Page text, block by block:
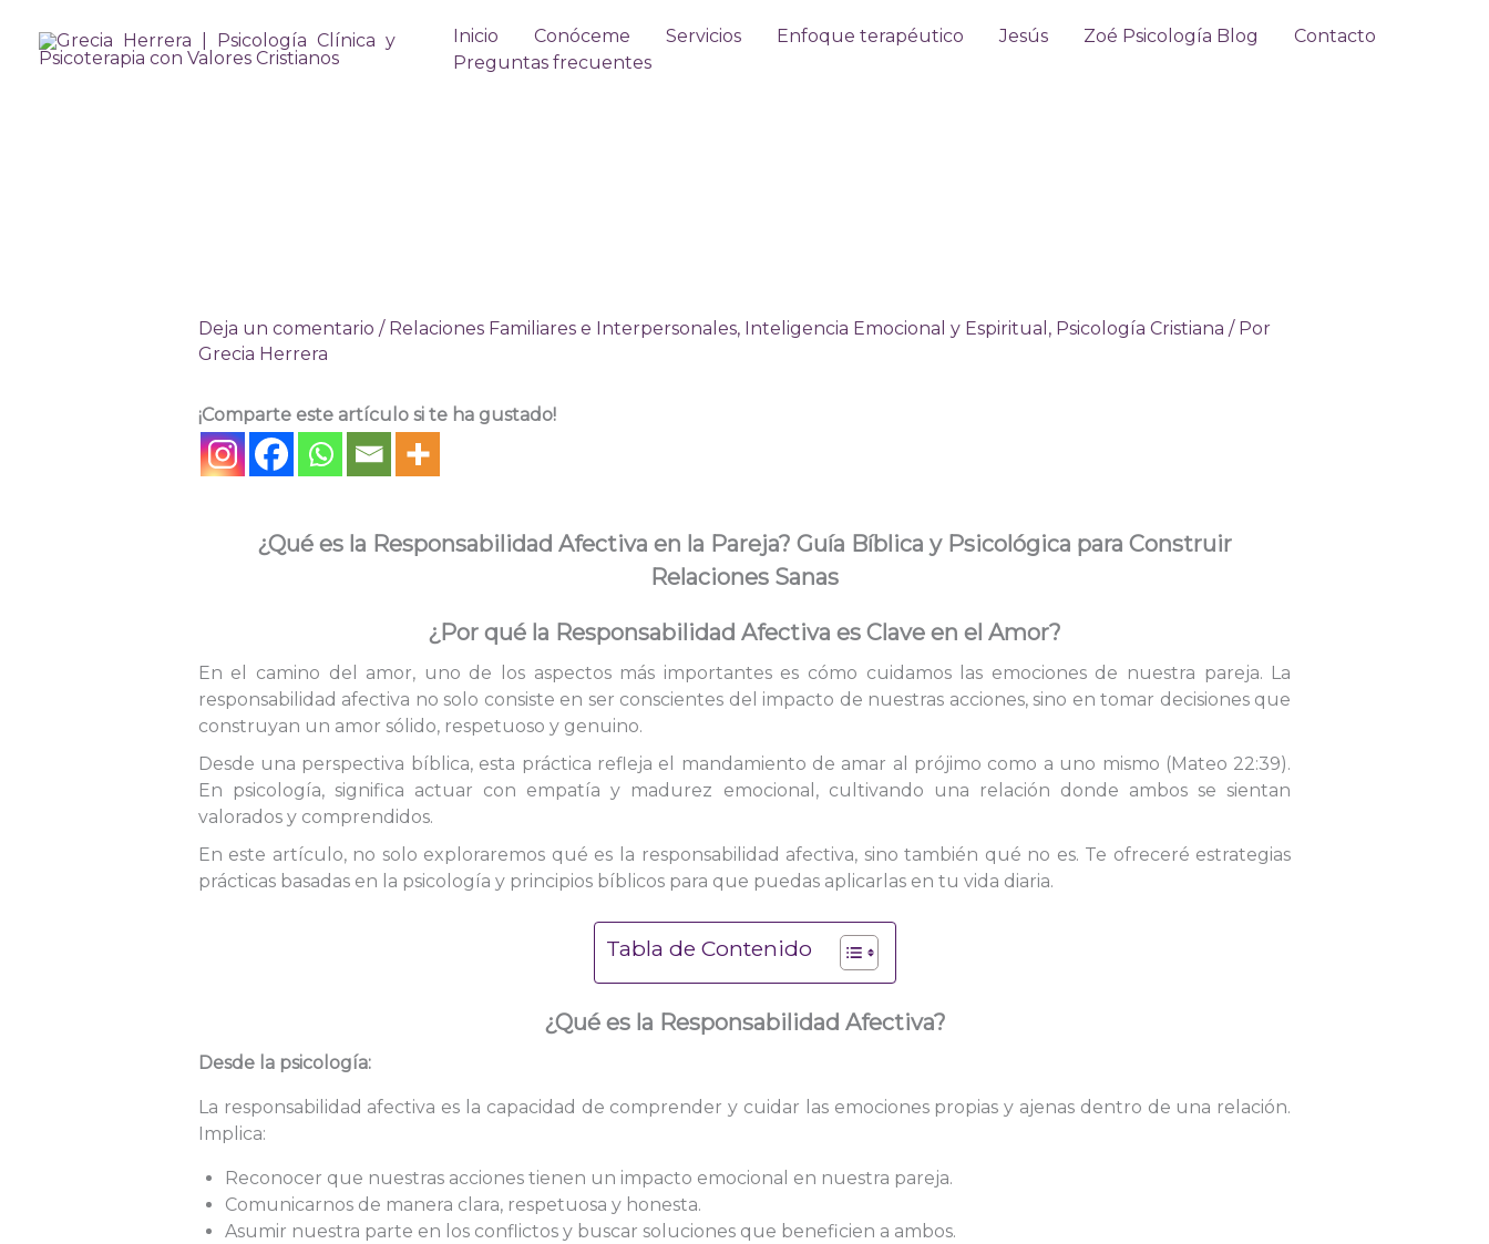
Inicio Conóceme Servicios Enfoque terapéutico Jesús Zoé Psicología Blog
Contacto
Preguntas frecuentes
Deja un comentario / Relaciones Familiares e Interpersonales, Inteligencia Emocional y Espiritual , Psicología Cristiana / Por
Grecia Herrera
¡Comparte este artículo si te ha gustado!
¿Qué es la Responsabilidad Afectiva en la Pareja? Guía Bíblica y Psicológica para Construir
Relaciones Sanas
¿Por qué la Responsabilidad Afectiva es Clave en el Amor?
En el camino del amor, uno de los aspectos más importantes es cómo cuidamos las emociones de nuestra pareja. La
responsabilidad afectiva no solo consiste en ser conscientes del impacto de nuestras acciones, sino en tomar decisiones que
construyan un amor sólido, respetuoso y genuino.
Desde una perspectiva bíblica, esta práctica refleja el mandamiento de amar al prójimo como a uno mismo (Mateo 22:39).
En psicología, significa actuar con empatía y madurez emocional, cultivando una relación donde ambos se sientan
valorados y comprendidos.
En este artículo, no solo exploraremos qué es la responsabilidad afectiva, sino también qué no es. Te ofreceré estrategias
prácticas basadas en la psicología y principios bíblicos para que puedas aplicarlas en tu vida diaria.
Tabla de Contenido
¿Qué es la Responsabilidad Afectiva?
Desde la psicología:
La responsabilidad afectiva es la capacidad de comprender y cuidar las emociones propias y ajenas dentro de una relación.
Implica:
Reconocer que nuestras acciones tienen un impacto emocional en nuestra pareja.
Comunicarnos de manera clara, respetuosa y honesta.
Asumir nuestra parte en los conflictos y buscar soluciones que beneficien a ambos.